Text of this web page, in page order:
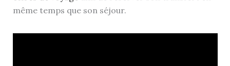
même temps que son séjour.